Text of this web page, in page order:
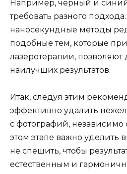
Например, черный и синий
требовать разного
наносекундные методы
подобные тем, которые
лазеротерапии, позволяют
наилучших результатов.
Итак, следуя этим
эффективно удалить
с фотографий, независимо
этом этапе важно уделить
не спешить, чтобы
естественным и